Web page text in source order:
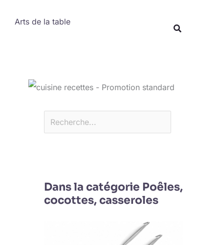
Arts de la table
Dans la catégorie Poêles,
cocottes, casseroles